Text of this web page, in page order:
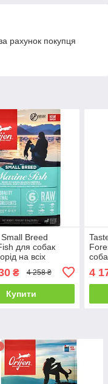
рахунок покупця
Breed
для собак
на всіх
₴ 4 258 ₴
Купити
12,2
4